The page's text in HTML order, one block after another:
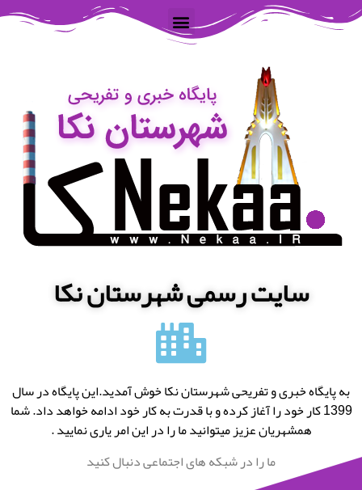
سایت رسمی شهرستان نکا
به پایگاه خبری و تفریحی شهرستان نکا خوش آمدید.این پایگاه در سال
1399 کار خود را آغاز کرده و با قدرت به کار خود ادامه خواهد داد. شما
همشهریان عزیز میتوانید ما را در این امر یاری نمایید .
ما را در شبکه های اجتماعی دنبال کنید